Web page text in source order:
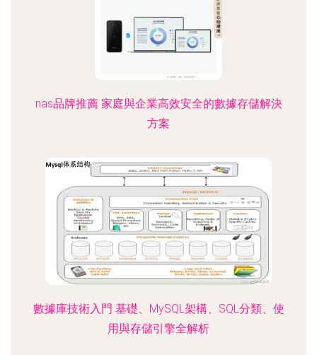
nas品牌推薦 家庭與企業高效安全的數據存儲解決
方案
數據庫技術入門 基礎、MySQL架構、SQL分類、使
用與存儲引擎全解析